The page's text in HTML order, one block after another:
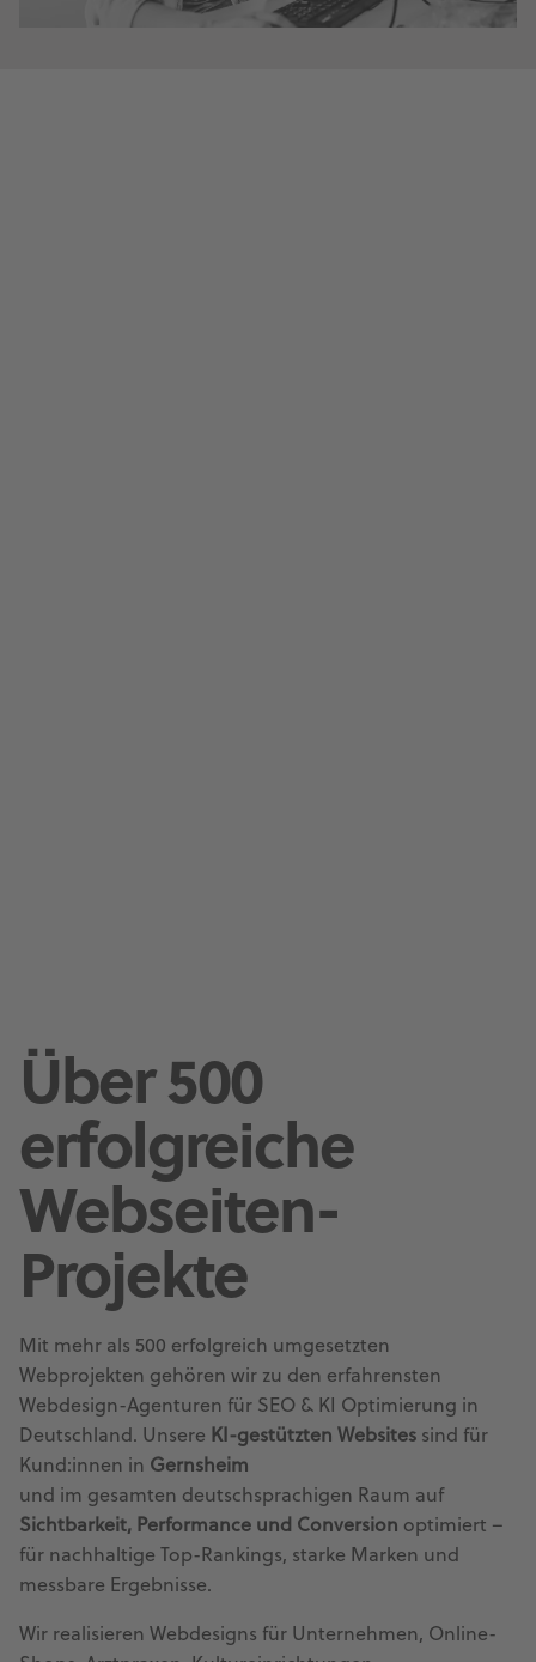
Über 500
erfolgreiche
Webseiten-
Projekte
Mit mehr als 500 erfolgreich umgesetzten
Webprojekten gehören wir zu den erfahrensten
Webdesign-Agenturen für SEO & KI Optimierung in
Deutschland. Unsere KI-gestützten Websites sind für
Kund:innen in Gernsheim
und im gesamten deutschsprachigen Raum auf
Sichtbarkeit, Performance und Conversion optimiert –
für nachhaltige Top-Rankings, starke Marken und
messbare Ergebnisse.
Wir realisieren Webdesigns für Unternehmen, Online-